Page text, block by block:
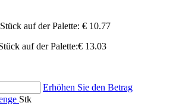
auf der Palette: € 10.77
auf der Palette:€ 13.03
Erhöhen Sie den Betrag
Stk